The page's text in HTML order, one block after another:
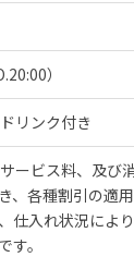
）
リンク付き
ービス料、及び
各種割引の適用
仕入れ状況によ
。